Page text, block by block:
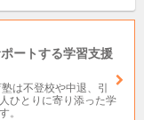
ートする学習支援
は不登校や中退、引
ひとりに寄り添った学
。